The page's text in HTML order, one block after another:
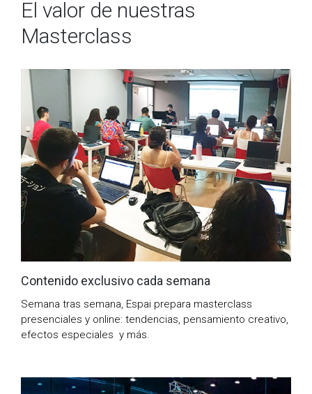
El valor de nuestras
Masterclass
Contenido exclusivo cada semana
Semana tras semana, Espai prepara masterclass
presenciales y online: tendencias, pensamiento creativo,
efectos especiales y más.